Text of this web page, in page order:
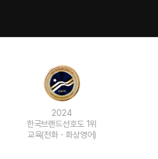
한국브랜드선호도 1위
교육(전화ㆍ화상영어)